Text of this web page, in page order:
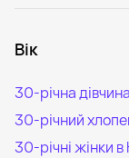
Вік
30-річна
30-річний
30-річні жінки